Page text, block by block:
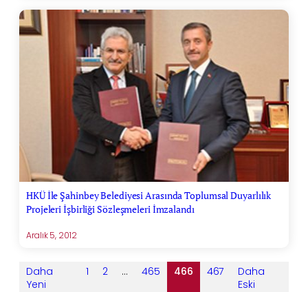
HKÜ İle Şahinbey Belediyesi Arasında Toplumsal Duyarlılık
Projeleri İşbirliği Sözleşmeleri İmzalandı
Aralık 5, 2012
Daha
Yeni
1 2 … 465 466 467
Daha
Eski